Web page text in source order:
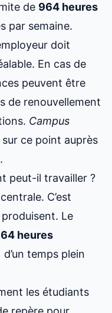
de 964 heures
par semaine.
doit
En cas de
peuvent être
de renouvellement
Campus
ce point auprès
peut-il travailler ?
C’est
Le
heures
temps plein
les étudiants